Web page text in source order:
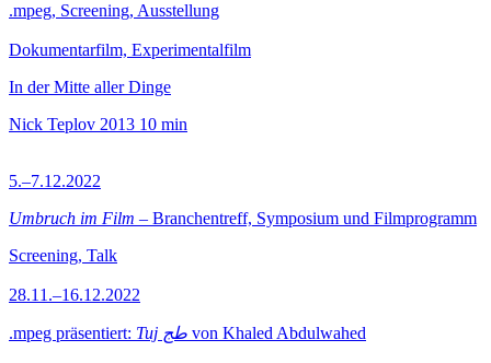
.mpeg, Screening, Ausstellung
Dokumentarfilm, Experimentalfilm
In der Mitte aller Dinge
Nick Teplov 2013 10 min
5.–7.12.2022
Umbruch im Film – Branchentreff, Symposium und Filmprogramm
Screening, Talk
28.11.–16.12.2022
.mpeg präsentiert: Tuj طج von Khaled Abdulwahed